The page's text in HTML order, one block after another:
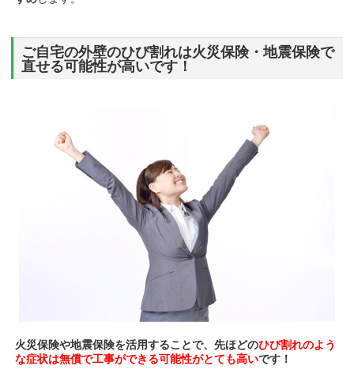
ご自宅の外壁のひび割れは火災保険・地震保険で
直せる可能性が高いです！
火災保険や地震保険を活用することで、先ほどのひび割れのよう
な症状は無償で工事ができる可能性がとても高いです！